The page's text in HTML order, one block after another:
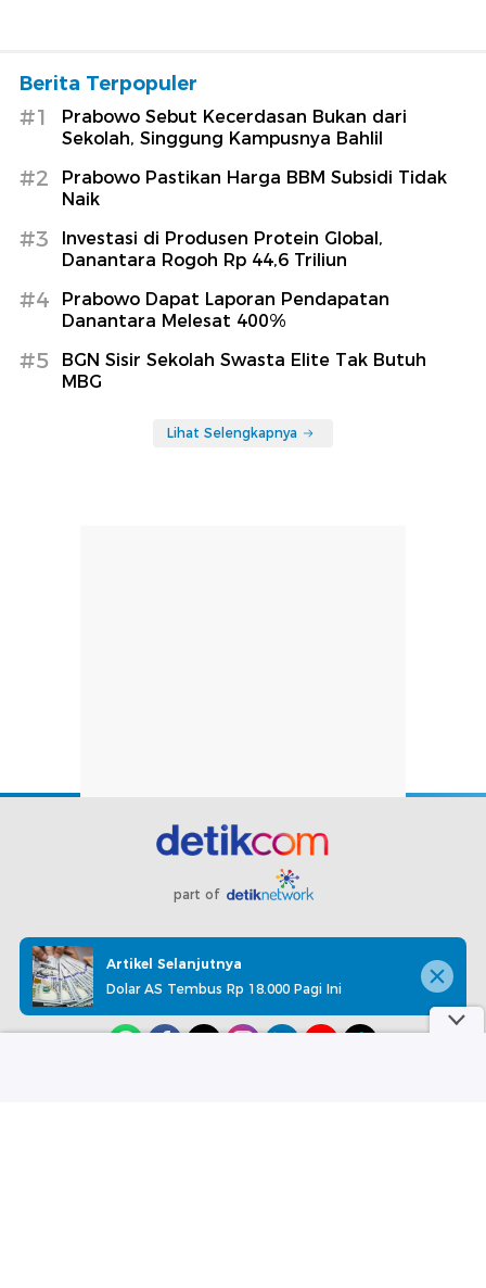
Berita Terpopuler
#1
Prabowo Sebut Kecerdasan Bukan dari
Sekolah, Singgung Kampusnya Bahlil
#2
Prabowo Pastikan Harga BBM Subsidi Tidak
Naik
#3
Investasi di Produsen Protein Global,
Danantara Rogoh Rp 44,6 Triliun
#4
Prabowo Dapat Laporan Pendapatan
Danantara Melesat 400%
#5
BGN Sisir Sekolah Swasta Elite Tak Butuh
MBG
Lihat Selengkapnya
part of
Redaksi Pedoman Media Siber Karir
Kotak Pos
Info Iklan
Privacy Policy
Artikel Selanjutnya
Dolar AS Tembus Rp 18.000 Pagi Ini